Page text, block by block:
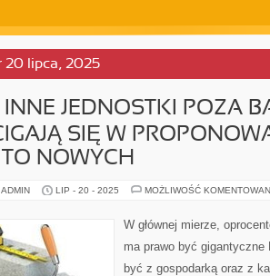
20 lipca, 2025
INNE JEDNOSTKI POZA
SIĘ W
NOWYCH
LIP - 20 - 2025 MOŻLIWOŚĆ
W głównej mierze,
ma prawo być
być z gospodarką oraz z